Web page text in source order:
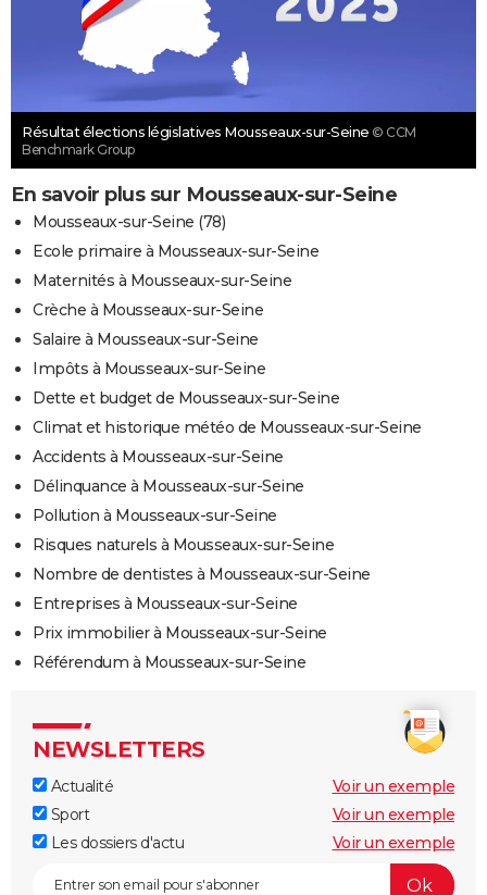
Résultat élections législatives Mousseaux-sur-Seine © CCM
Benchmark Group
En savoir plus sur Mousseaux-sur-Seine
Mousseaux-sur-Seine (78)
Ecole primaire à Mousseaux-sur-Seine
Maternités à Mousseaux-sur-Seine
Crèche à Mousseaux-sur-Seine
Salaire à Mousseaux-sur-Seine
Impôts à Mousseaux-sur-Seine
Dette et budget de Mousseaux-sur-Seine
Climat et historique météo de Mousseaux-sur-Seine
Accidents à Mousseaux-sur-Seine
Délinquance à Mousseaux-sur-Seine
Pollution à Mousseaux-sur-Seine
Risques naturels à Mousseaux-sur-Seine
Nombre de dentistes à Mousseaux-sur-Seine
Entreprises à Mousseaux-sur-Seine
Prix immobilier à Mousseaux-sur-Seine
Référendum à Mousseaux-sur-Seine
NEWSLETTERS
Actualité
Voir un exemple
Sport
Voir un exemple
Les dossiers d'actu
Voir un exemple